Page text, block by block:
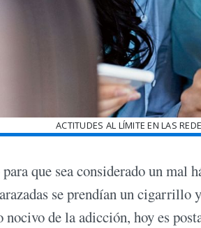
ACTITUDES AL LÍMITE EN LAS
que sea considerado un mal
se prendían un
nocivo de la adicción, hoy es